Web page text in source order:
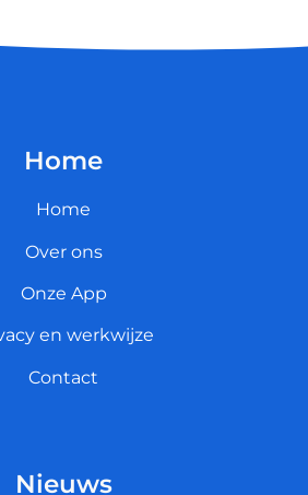
Home
Home
Over ons
Onze App
en werkwijze
Contact
Nieuws